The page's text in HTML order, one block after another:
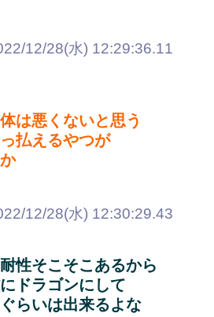
12/28(水) 12:29:36.11
は悪くないと思う
払えるやつが
12/28(水) 12:30:29.43
性そこそこあるから
ドラゴンにして
らいは出来るよな